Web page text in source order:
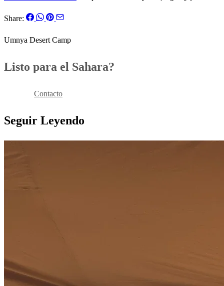
Share:
Umnya Desert Camp
Listo para el Sahara?
Contacto
Seguir Leyendo